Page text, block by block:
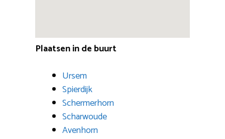
Plaatsen in de buurt
Ursem
Spierdijk
Schermerhorn
Scharwoude
Avenhorn